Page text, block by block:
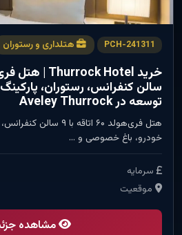
PCH-241311 هتلداری و رستوران
سالن کنفرانس، رستوران،
توسعه در Aveley Thurrock
خودرو، باغ خصوصی و …
سرمایه
موقعیت
مشاهده